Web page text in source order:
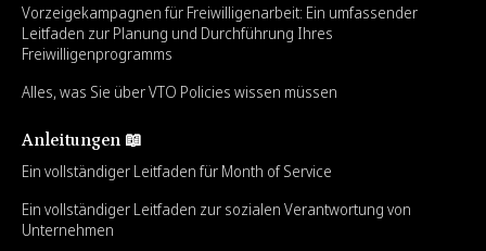
Vorzeigekampagnen für Freiwilligenarbeit: Ein umfassender
Leitfaden zur Planung und Durchführung Ihres
Freiwilligenprogramms
Alles, was Sie über VTO Policies wissen müssen
Anleitungen 📖
Ein vollständiger Leitfaden für Month of Service
Ein vollständiger Leitfaden zur sozialen Verantwortung von
Unternehmen